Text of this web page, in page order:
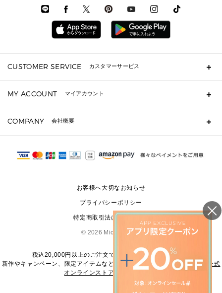
メンズ ウェア
メンズ 時計・その他
メンズウェア
▶ 財布すべて
ミニ財布・フラグメントケース
折り財布(二つ折り・三つ折り)
長財布
▶ 小物すべて
キーケース
定期ケース・カードケース・名刺入れ
ポーチ
サンダル
パンプス・フラット
▶ アクセサリー(チャーム・ストラップ・サングラス)
▶ 時計
▶ ジュエリー
CUSTOMER SERVICE カスタマーサービス
ギフト用にラッピングができますか？
ショッピングバッグを購入商品分送ってもらえますか？
注文後に完了メールが受信できないのですが？
サイズ交換はできますか？
MY ACCOUNT マイアカウント
COMPANY 会社概要
会社概要
お客様へ大切なお知らせ
プライバシーポリシー
特定商取引法に基づく表記
© 2026 Michael Kors
税込20,000円以上のご注文で送料無料にてお届けします
新作やキャンペーン、限定アイテムなどの最新情報は、 マイケル・コース公式
オンラインストア